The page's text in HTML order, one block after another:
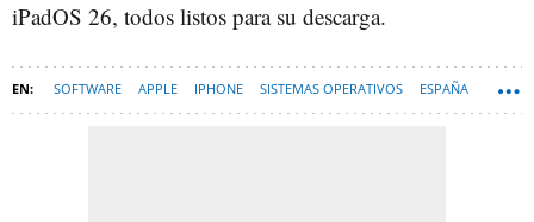
iPadOS 26, todos listos para su descarga.
SOFTWARE APPLE IPHONE SISTEMAS OPERATIVOS ESPAÑA